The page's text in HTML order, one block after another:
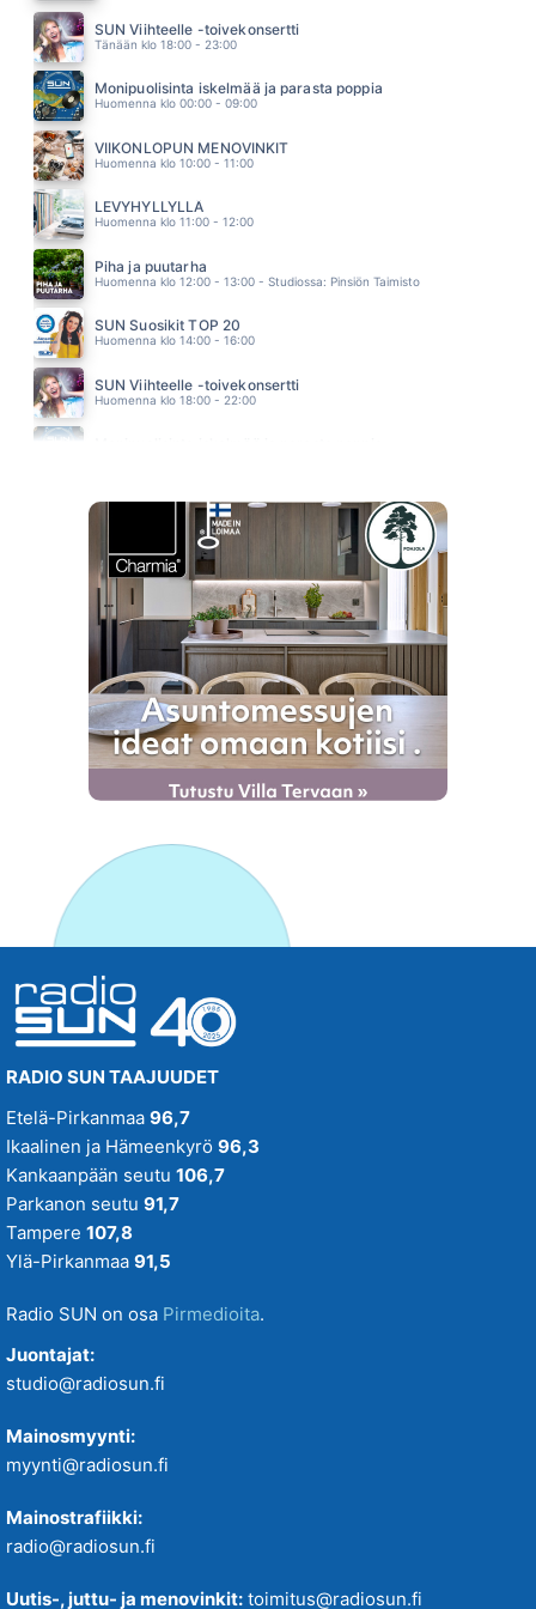
SUVI TERÄSNISKA
09.03
VIIVI
08.56
CHER
08.53
SUN Viihteelle -toivekonsertti
Tänään klo 18:00 - 23:00
Monipuolisinta iskelmää ja parasta poppia
Huomenna klo 00:00 - 09:00
VIIKONLOPUN MENOVINKIT
Huomenna klo 10:00 - 11:00
LEVYHYLLYLLÄ
Huomenna klo 11:00 - 12:00
Piha ja puutarha
Huomenna klo 12:00 - 13:00 - Studiossa: Pinsiön Taimisto
SUN Suosikit TOP 20
Huomenna klo 14:00 - 16:00
SUN Viihteelle -toivekonsertti
Huomenna klo 18:00 - 22:00
RADIO SUN TAAJUUDET
Etelä-Pirkanmaa 96,7
Ikaalinen ja Hämeenkyrö 96,3
Kankaanpään seutu 106,7
Parkanon seutu 91,7
Tampere 107,8
Ylä-Pirkanmaa 91,5
Radio SUN on osa Pirmedioita.
Juontajat:
studio@radiosun.fi
Mainosmyynti:
myynti@radiosun.fi
Mainostrafiikki:
radio@radiosun.fi
Uutis-, juttu- ja menovinkit: toimitus@radiosun.fi